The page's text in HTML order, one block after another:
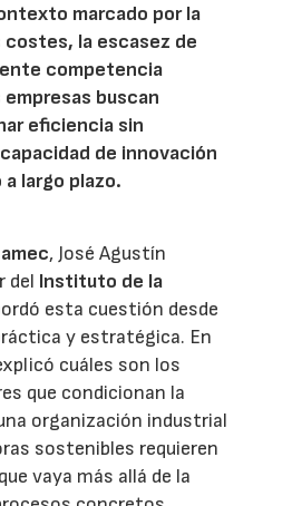
marcado por la
costes, la escasez de
competencia
buscan
eficiencia sin
de innovación
largo plazo.
, José Agustín
del Instituto de la
esta cuestión desde
y estratégica. En
cuáles son los
que condicionan la
organización industrial
sostenibles requieren
vaya más allá de la